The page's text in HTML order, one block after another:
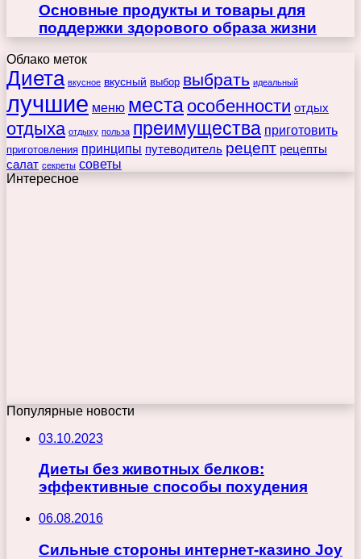
Основные продукты и товары для
поддержки здорового образа жизни
Облако меток
Диета вкусное вкусный выбор выбрать идеальный
лучшие меню места особенности отдых
отдыха отдыху польза преимущества приготовить
приготовления принципы путеводитель рецепт рецепты
салат секреты советы
Интересное
Популярные новости
03.10.2023
Диеты без животных белков:
эффективные способы похудения
06.08.2016
Сильные стороны интернет-казино Joy